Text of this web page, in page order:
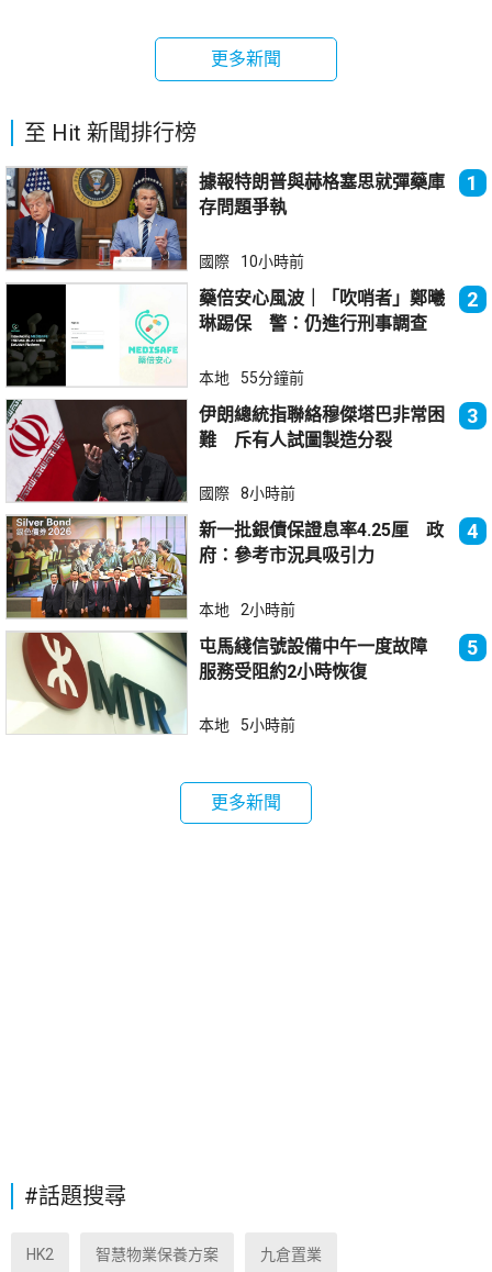
更多新聞
至 Hit 新聞排行榜
據報特朗普與赫格塞思就彈藥庫
存問題爭執
1
國際 10小時前
藥倍安心風波｜「吹哨者」鄭曦
琳踢保 警：仍進行刑事調查
2
本地 55分鐘前
伊朗總統指聯絡穆傑塔巴非常困
難 斥有人試圖製造分裂
3
國際 8小時前
新一批銀債保證息率4.25厘 政
府：參考市況具吸引力
4
本地 2小時前
屯馬綫信號設備中午一度故障
服務受阻約2小時恢復
5
本地 5小時前
更多新聞
#話題搜尋
HK2 智慧物業保養方案 九倉置業